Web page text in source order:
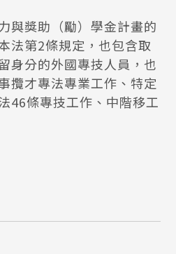
與獎助（勵）學金計畫的
法第2條規定，也包含取
身分的外國專技人員，也
攬才專法專業工作、特定
46條專技工作、中階移工